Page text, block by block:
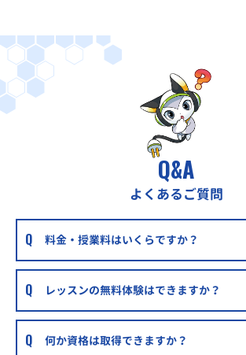
Q&A
よくあるご質問
料金・授業料はいくらですか？
レッスンの無料体験はできますか？
何か資格は取得できますか？